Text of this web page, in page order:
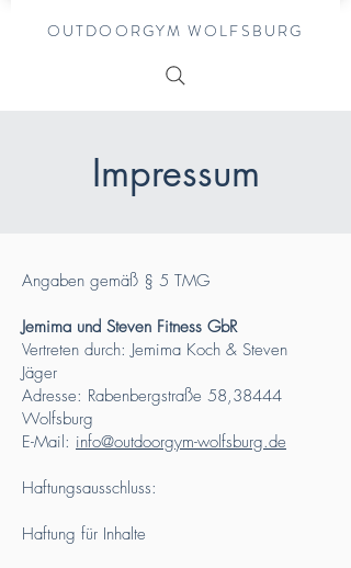
OUTDOORGYM WOLFSBURG
Impressum
Angaben gemäß § 5 TMG
Jemima und Steven Fitness GbR
Vertreten durch: Jemima Koch & Steven
Jäger
Adresse: Rabenbergstraße 58,38444
Wolfsburg
E-Mail: info@outdoorgym-wolfsburg.de
Haftungsausschluss:
Haftung für Inhalte